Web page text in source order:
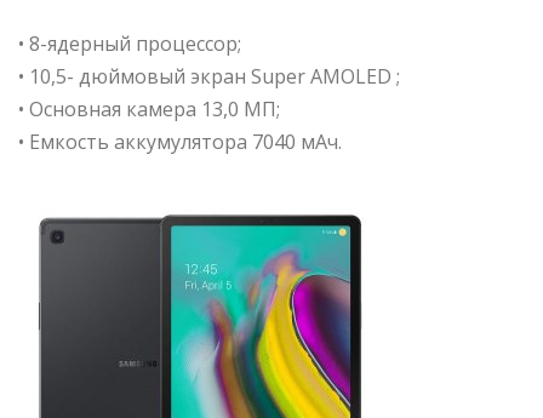
• 8-ядерный процессор;
• 10,5- дюймовый экран Super AMOLED ;
• Основная камера 13,0 МП;
• Емкость аккумулятора 7040 мАч.